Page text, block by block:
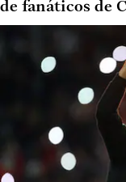
de fanáticos de